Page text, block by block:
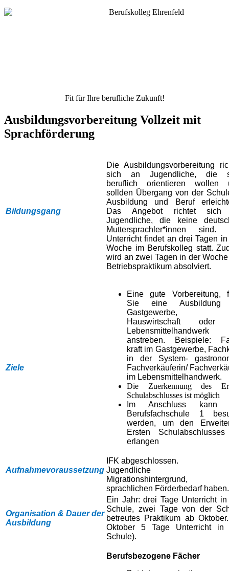
Fit für Ihre berufliche Zukunft!
Ausbildungsvorbereitung Vollzeit mit
Sprachförderung
Bildungsgang
Die Ausbildungsvorbereitung
sich an Jugendliche, die
beruflich orientieren wollen
sollden Übergang von der
Ausbildung und Beruf
Das Angebot richtet sich
Jugendliche, die keine
Muttersprachler*innen sind.
Unterricht findet an drei Tagen
Woche im Berufskolleg statt.
wird an zwei Tagen in der
Betriebspraktikum absolviert.
Ziele
Eine gute Vorbereitung,
Sie eine Ausbildung
Gastgewerbe,
Hauswirtschaft oder
Lebensmittelhandwerk
anstreben. Beispiele:
kraft im Gastgewerbe,
in der System-
Fachverkäuferin/
im Lebensmittelhandwerk.
Die Zuerkennung des
Schulabschlusses ist möglich
Im Anschluss kann
Berufsfachschule 1
werden, um den
Ersten
erlangen
Aufnahmevoraussetzung
IFK abgeschlossen.
Jugendliche
Migrationshintergrund,
sprachlichen Förderbedarf haben.
Organisation & Dauer der
Ausbildung
Ein Jahr: drei Tage Unterricht in
Schule, zwei Tage von der
betreutes Praktikum ab
Oktober 5 Tage Unterricht in
Schule).
Berufsbezogene Fächer